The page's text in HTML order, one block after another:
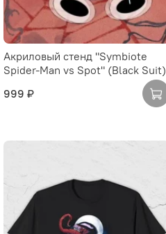
Акриловый стенд "Symbiote
Spider-Man vs Spot" (Black Suit)
999 ₽